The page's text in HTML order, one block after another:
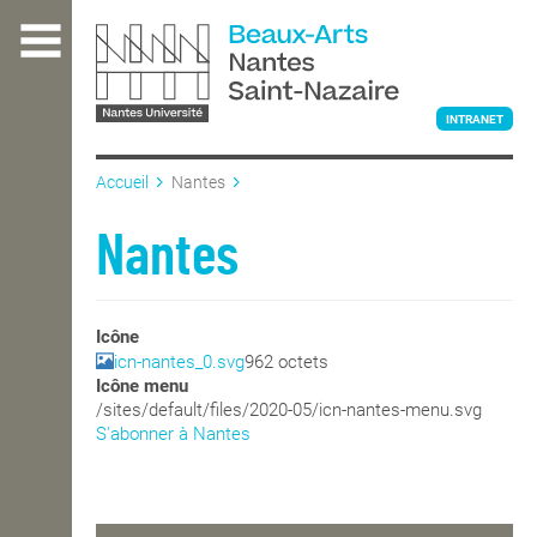
contenu
L'ÉCOLE
ENSEIGNEMENT
INTERNATIONAL
INTRANET
Accueil Nantes
Nantes
Icône
icn-nantes_0.svg962 octets
Icône menu
/sites/default/files/2020-05/icn-nantes-menu.svg
S'abonner à Nantes